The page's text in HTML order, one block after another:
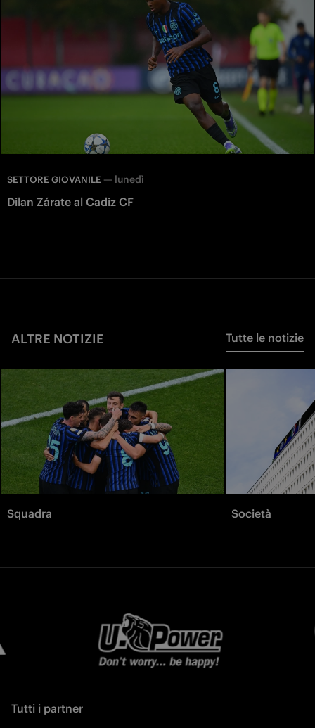
SETTORE GIOVANILE — lunedì
Dilan Zárate al Cadiz CF
ALTRE NOTIZIE Tutte le notizie
Squadra Società
Tutti i partner